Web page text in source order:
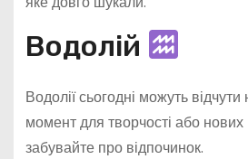
Водолій
Водолії сьогодні можуть
момент для творчості або
забувайте про відпочинок.